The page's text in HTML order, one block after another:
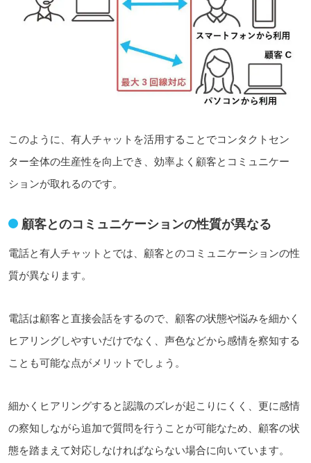
このように、有人チャットを活用することでコンタクトセン
ター全体の生産性を向上でき、効率よく顧客とコミュニケー
ションが取れるのです。
顧客とのコミュニケーションの性質が異なる
電話と有人チャットとでは、顧客とのコミュニケーションの性
質が異なります。
電話は顧客と直接会話をするので、顧客の状態や悩みを細かく
ヒアリングしやすいだけでなく、 声色などから感情を察知する
ことも可能な点が メリットでしょう。
細かくヒアリングすると認識のズレが起こりにくく、 更に感情
の察知しながら追加で質問を行うことが可能なため 、顧客の状
態を踏まえて対応しなければならない場合に向いています。